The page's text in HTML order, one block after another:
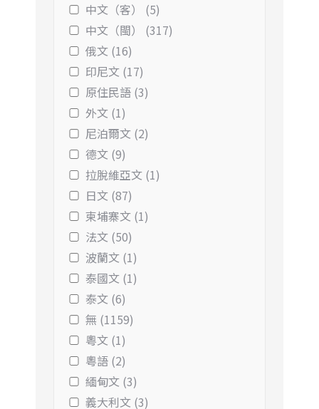
中文（客） (5)
中文（閩） (317)
俄文 (16)
印尼文 (17)
原住民語 (3)
外文 (1)
尼泊爾文 (2)
德文 (9)
拉脫維亞文 (1)
日文 (87)
柬埔寨文 (1)
法文 (50)
波蘭文 (1)
泰國文 (1)
泰文 (6)
無 (1159)
粵文 (1)
粵語 (2)
緬甸文 (3)
義大利文 (3)